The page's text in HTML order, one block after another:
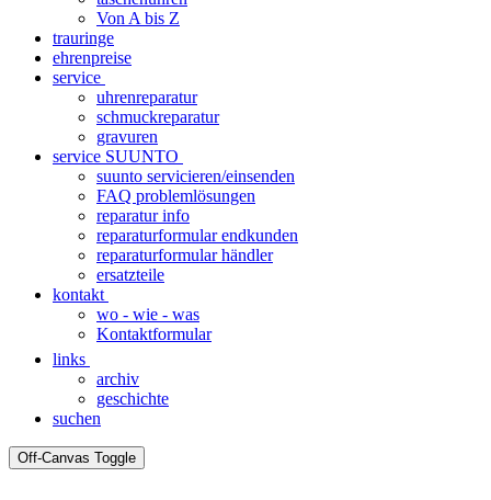
Von A bis Z
trauringe
ehrenpreise
service
uhrenreparatur
schmuckreparatur
gravuren
service SUUNTO
suunto servicieren/einsenden
FAQ problemlösungen
reparatur info
reparaturformular endkunden
reparaturformular händler
ersatzteile
kontakt
wo - wie - was
Kontaktformular
links
archiv
geschichte
suchen
Off-Canvas Toggle